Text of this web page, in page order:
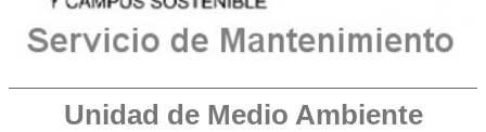
Unidad de Medio Ambiente